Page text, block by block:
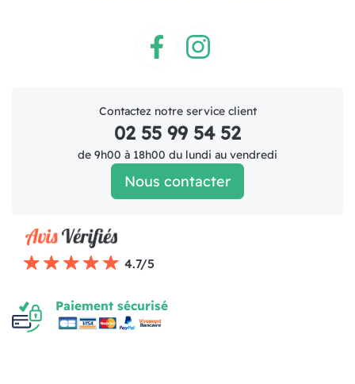
Contactez notre service client
02 55 99 54 52
de 9h00 à 18h00 du lundi au vendredi
Nous contacter
4.7/5
Paiement sécurisé